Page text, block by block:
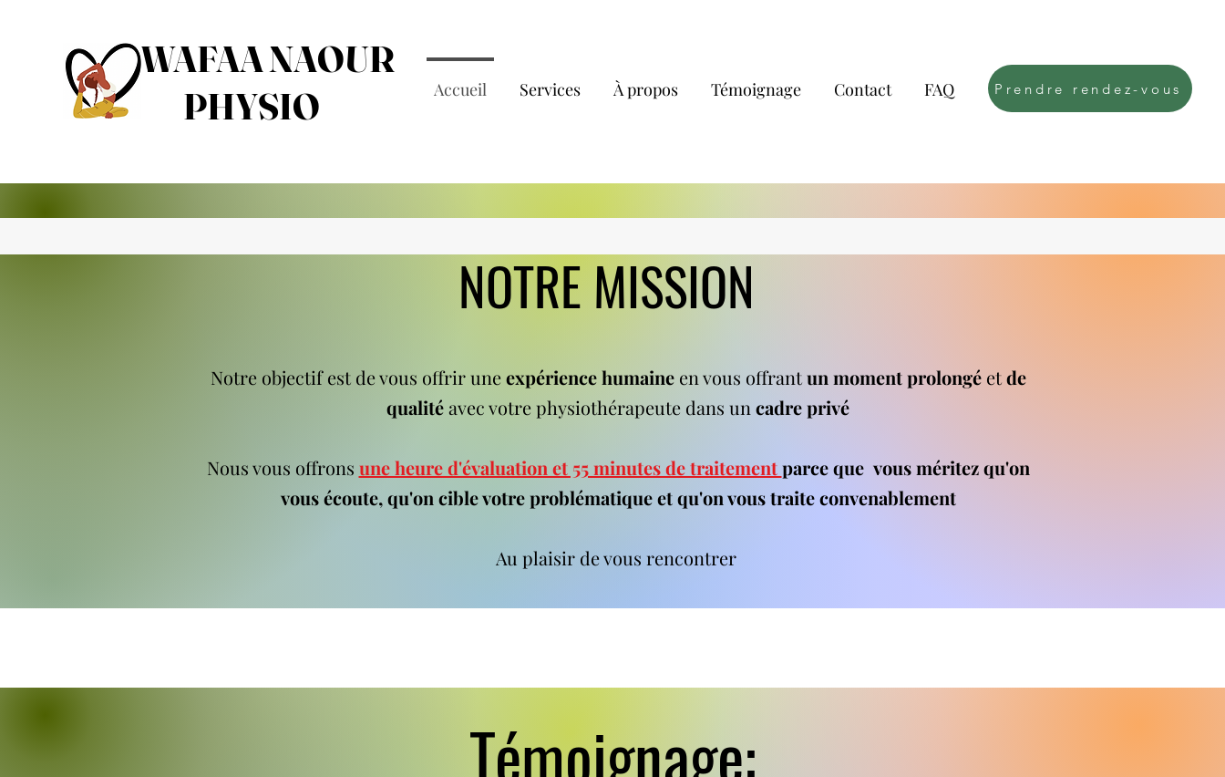
WAFAA NAOUR
PHYSIO
Accueil Services À propos Témoignage Contact FAQ Prendre rendez-vous
NOTRE MISSION
Notre objectif est de vous offrir uneexpérience humaineen vous offrantun moment prolongéetde
qualitéavec votre physiothérapeute dans un cadre privé
Nous vous offrons une heure d'évaluation et 55 minutes de traitementparce que vous méritez qu'on
vous écoute, qu'on cible votre problématique et qu'on vous traite convenablement
Au plaisir de vous rencontrer
Témoignage: